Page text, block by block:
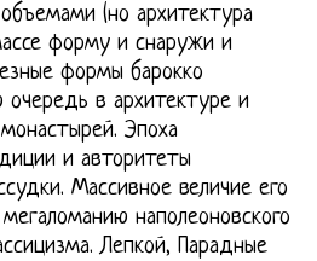
(но архитектура
форму и снаружи и
формы барокко
в архитектуре и
Эпоха
и авторитеты
Массивное величие его
наполеоновского
Лепкой, Парадные